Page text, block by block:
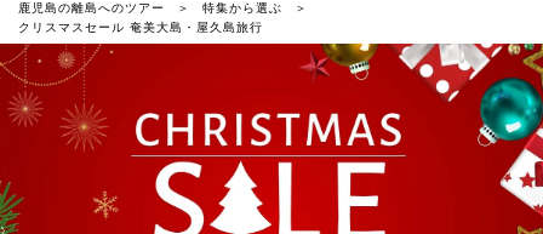
鹿児島の離島へのツアー
特集から選ぶ
クリスマスセール 奄美大島・屋久島旅行